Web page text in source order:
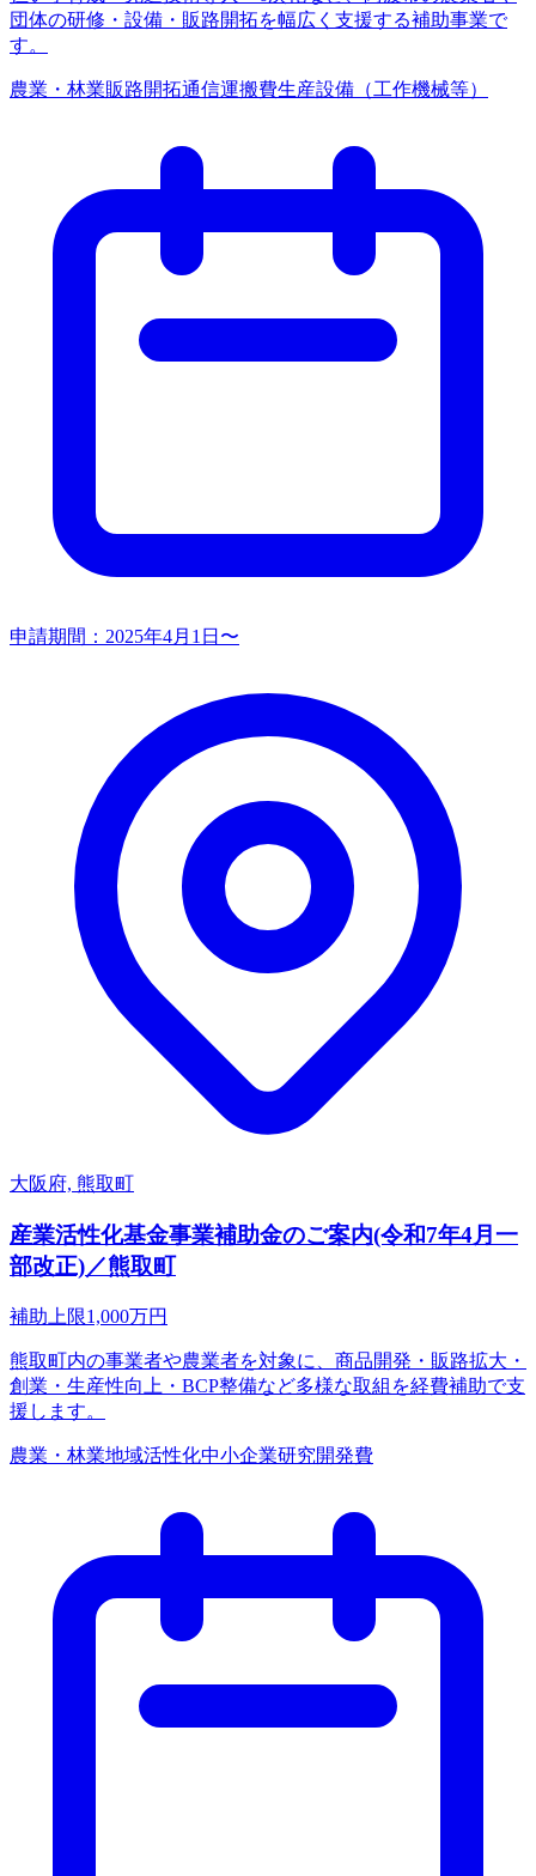
団体の研修・設備・販路開拓を幅広く支援する補助事業で
す。
農業・林業販路開拓通信運搬費生産設備（工作機械等）
申請期間： 2025年4月1日〜
大阪府, 熊取町
産業活性化基金事業補助金のご案内(令和7年4月一
部改正)／熊取町
補助上限1,000万円
熊取町内の事業者や農業者を対象に、商品開発・販路拡大・
創業・生産性向上・BCP整備など多様な取組を経費補助で支
援します。
農業・林業地域活性化中小企業研究開発費